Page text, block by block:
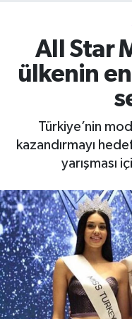
All Star
ülkenin
Türkiye’nin
kazandırmayı
yarışması